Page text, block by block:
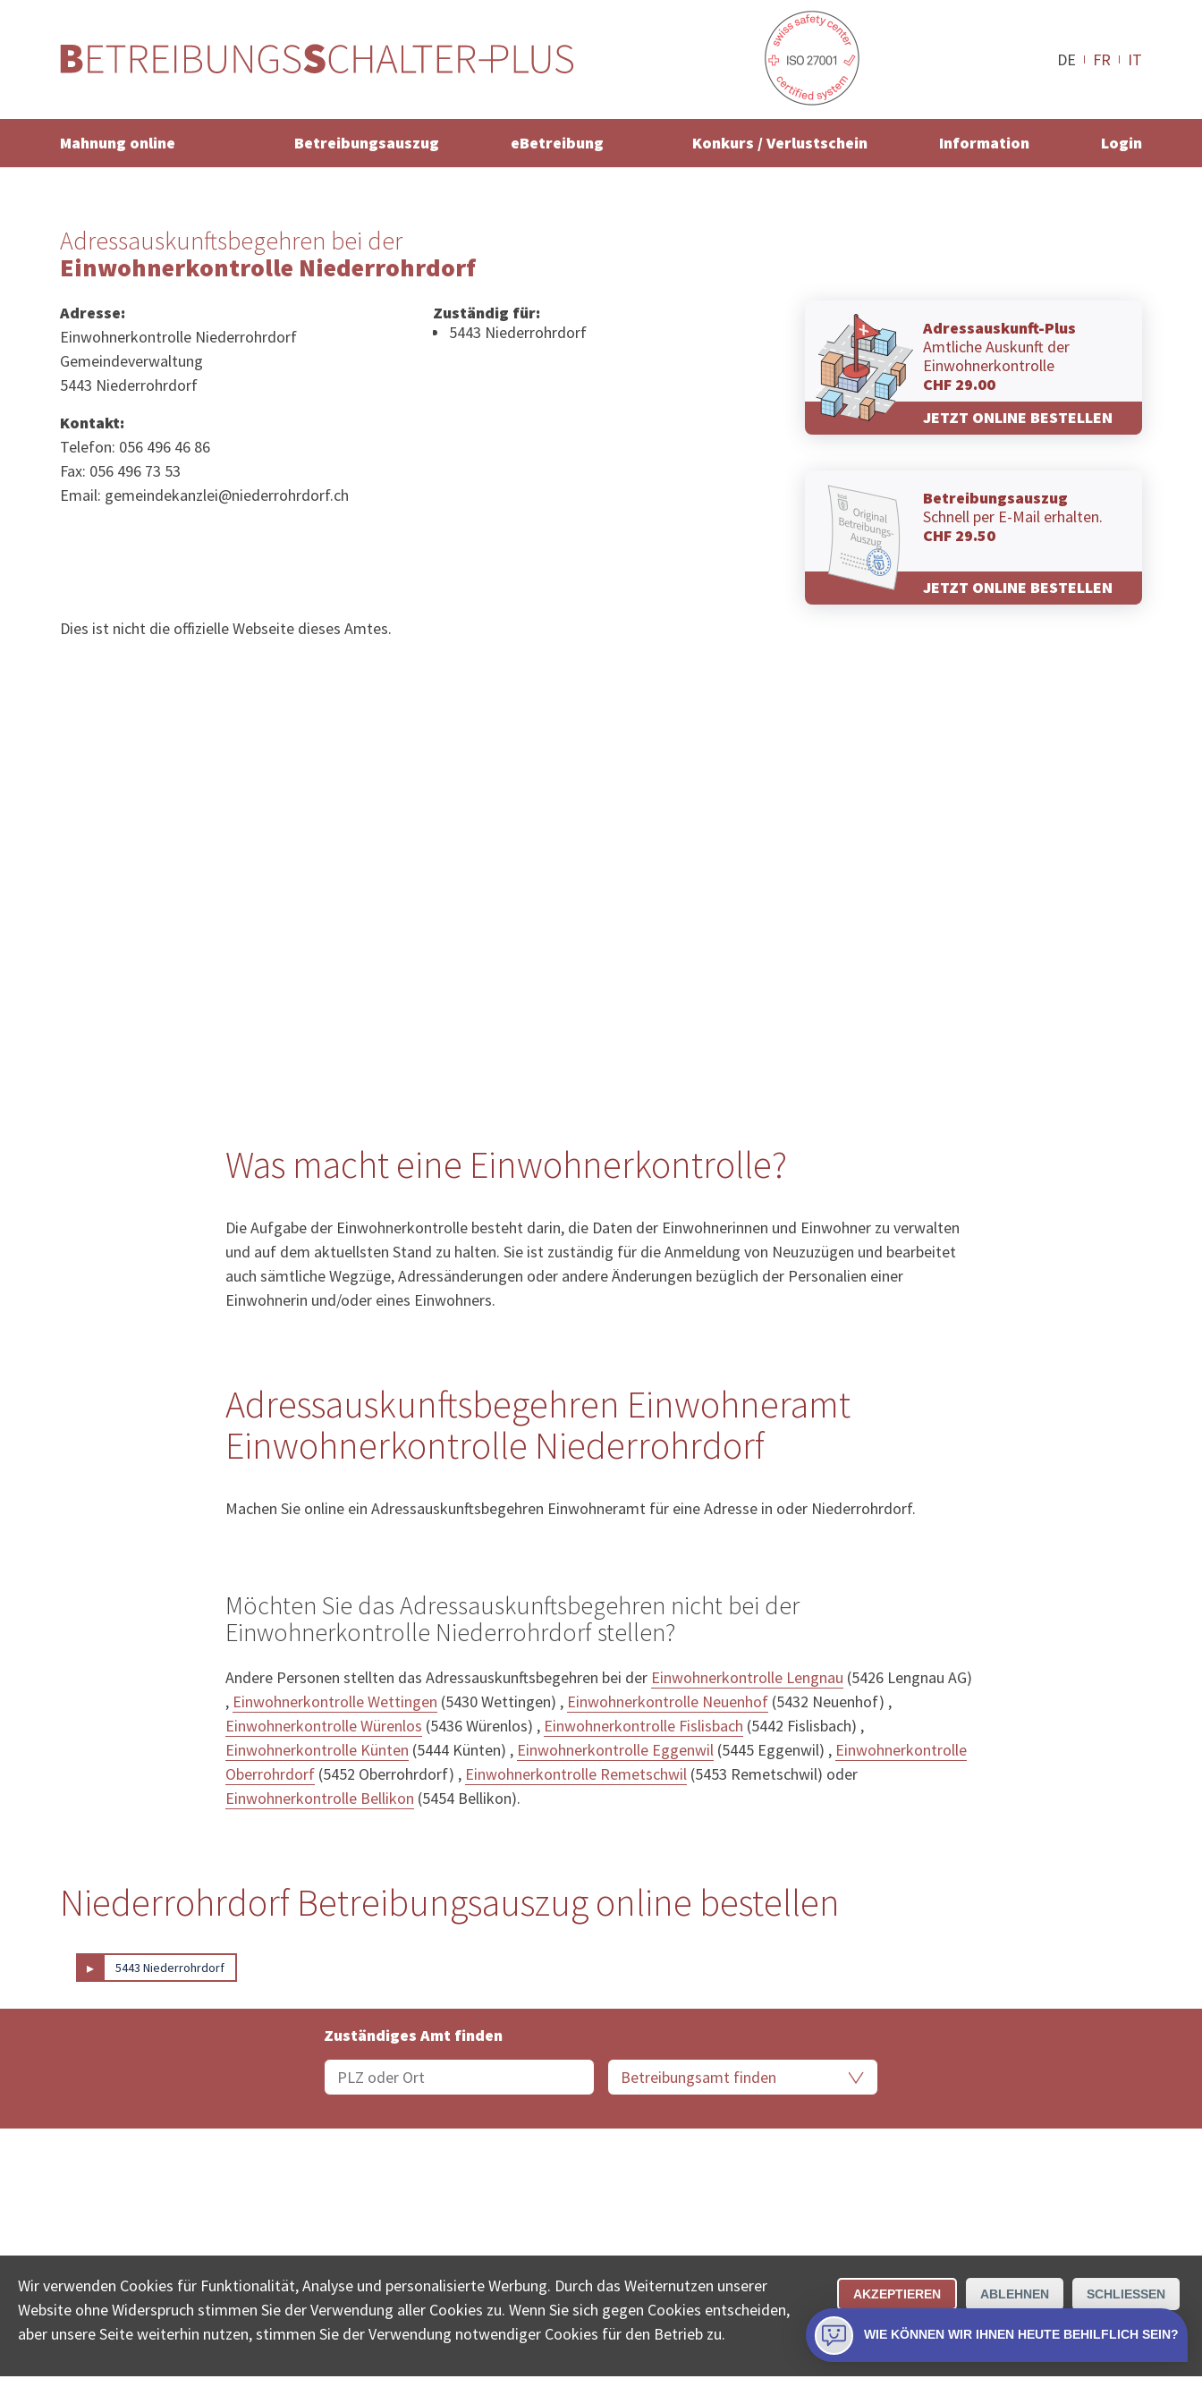
DE FR IT
Mahnung online Betreibungsauszug eBetreibung Konkurs / Verlustschein Information Login
Adressauskunftsbegehren bei der
Einwohnerkontrolle Niederrohrdorf
Adresse:
Einwohnerkontrolle Niederrohrdorf
Gemeindeverwaltung
5443 Niederrohrdorf
Kontakt:
Telefon: 056 496 46 86
Fax: 056 496 73 53
Email: gemeindekanzlei@niederrohrdorf.ch
Zuständig für:
5443 Niederrohrdorf
Adressauskunft-Plus
Amtliche Auskunft der
Einwohnerkontrolle
CHF 29.00
JETZT ONLINE BESTELLEN
Betreibungsauszug
Schnell per E-Mail erhalten.
CHF 29.50
JETZT ONLINE BESTELLEN
Dies ist nicht die offizielle Webseite dieses Amtes.
Was macht eine Einwohnerkontrolle?
Die Aufgabe der Einwohnerkontrolle besteht darin, die Daten der Einwohnerinnen und Einwohner zu verwalten
und auf dem aktuellsten Stand zu halten. Sie ist zuständig für die Anmeldung von Neuzuzügen und bearbeitet
auch sämtliche Wegzüge, Adressänderungen oder andere Änderungen bezüglich der Personalien einer
Einwohnerin und/oder eines Einwohners.
Adressauskunftsbegehren Einwohneramt
Einwohnerkontrolle Niederrohrdorf
Machen Sie online ein Adressauskunftsbegehren Einwohneramt für eine Adresse in oder Niederrohrdorf.
Möchten Sie das Adressauskunftsbegehren nicht bei der
Einwohnerkontrolle Niederrohrdorf stellen?
Andere Personen stellten das Adressauskunftsbegehren bei der Einwohnerkontrolle Lengnau (5426 Lengnau AG)
, Einwohnerkontrolle Wettingen (5430 Wettingen) , Einwohnerkontrolle Neuenhof (5432 Neuenhof) ,
Einwohnerkontrolle Würenlos (5436 Würenlos) , Einwohnerkontrolle Fislisbach (5442 Fislisbach) ,
Einwohnerkontrolle Künten (5444 Künten) , Einwohnerkontrolle Eggenwil (5445 Eggenwil) , Einwohnerkontrolle
Oberrohrdorf (5452 Oberrohrdorf) , Einwohnerkontrolle Remetschwil (5453 Remetschwil) oder
Einwohnerkontrolle Bellikon (5454 Bellikon).
Niederrohrdorf Betreibungsauszug online bestellen
▸ 5443 Niederrohrdorf
Zuständiges Amt finden
Wir verwenden Cookies für Funktionalität, Analyse und personalisierte Werbung. Durch das Weiternutzen unserer
Website ohne Widerspruch stimmen Sie der Verwendung aller Cookies zu. Wenn Sie sich gegen Cookies entscheiden,
aber unsere Seite weiterhin nutzen, stimmen Sie der Verwendung notwendiger Cookies für den Betrieb zu.
AKZEPTIEREN ABLEHNEN SCHLIESSEN
WIE KÖNNEN WIR IHNEN HEUTE BEHILFLICH SEIN?
© COLLECTA AG
www.betreibungsschalter-plus.ch ist eine Dienstleistungsplattform der Collecta AG.